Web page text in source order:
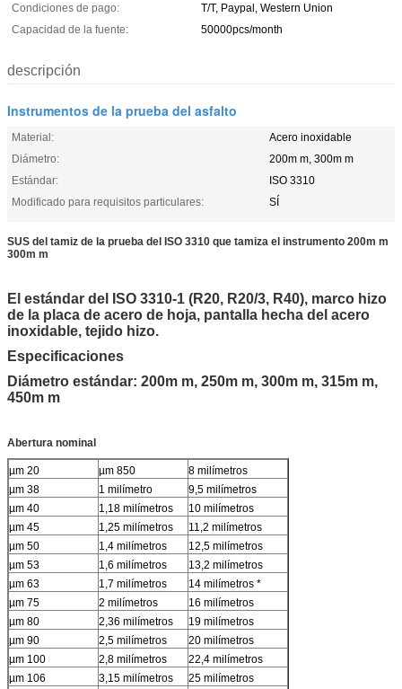
Condiciones de pago:
T/T, Paypal, Western Union
Capacidad de la fuente:
50000pcs/month
descripción
Instrumentos de la prueba del asfalto
Material:
Acero inoxidable
Diámetro:
200m m, 300m m
Estándar:
ISO 3310
Modificado para requisitos particulares:
SÍ
SUS del tamiz de la prueba del ISO 3310 que tamiza el instrumento 200m m
300m m
El estándar del ISO 3310-1 (R20, R20/3, R40), marco hizo
de la placa de acero de hoja, pantalla hecha del acero
inoxidable, tejido hizo.
Especificaciones
Diámetro estándar: 200m m, 250m m, 300m m, 315m m,
450m m
Abertura nominal
µm 20 µm 850
8 milímetros
µm 38
1 milímetro
9,5 milímetros
µm 40
1,18 milímetros
10 milímetros
µm 45
1,25 milímetros
11,2 milímetros
µm 50
1,4 milímetros
12,5 milímetros
µm 53
1,6 milímetros
13,2 milímetros
µm 63
1,7 milímetros
14 milímetros *
µm 75
2 milímetros
16 milímetros
µm 80
2,36 milímetros
19 milímetros
µm 90
2,5 milímetros
20 milímetros
µm 100
2,8 milímetros
22,4 milímetros
µm 106
3,15 milímetros
25 milímetros